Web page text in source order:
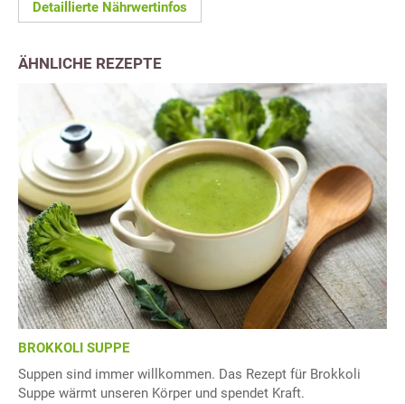
Detaillierte Nährwertinfos
ÄHNLICHE REZEPTE
BROKKOLI SUPPE
Suppen sind immer willkommen. Das Rezept für Brokkoli
Suppe wärmt unseren Körper und spendet Kraft.